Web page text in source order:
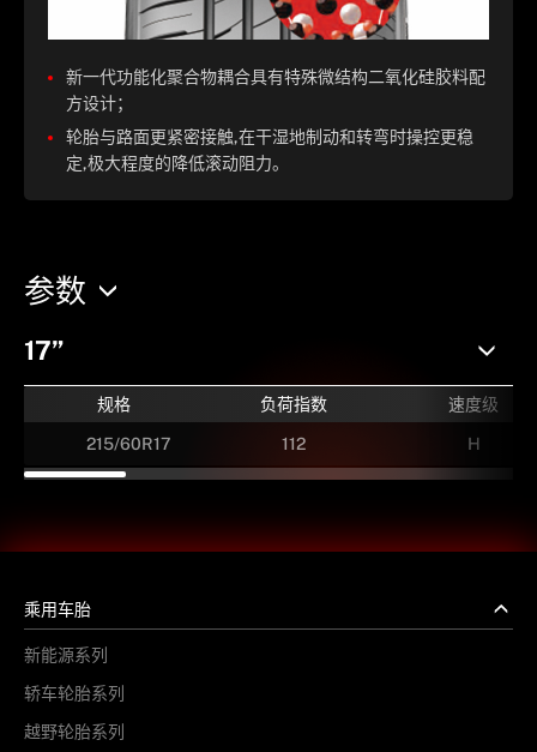
新一代功能化聚合物耦合具有特殊微结构二氧化硅胶料配
方设计；
轮胎与路面更紧密接触,在干湿地制动和转弯时操控更稳
定,极大程度的降低滚动阻力。
参数
17”
规格 负荷指数 速度级
215/60R17 112 H
乘用车胎
新能源系列
轿车轮胎系列
越野轮胎系列